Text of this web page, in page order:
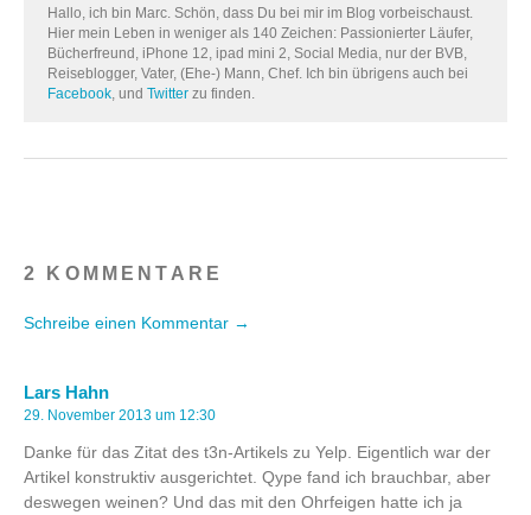
Hallo, ich bin Marc. Schön, dass Du bei mir im Blog vorbeischaust.
Hier mein Leben in weniger als 140 Zeichen: Passionierter Läufer,
Bücherfreund, iPhone 12, ipad mini 2, Social Media, nur der BVB,
Reiseblogger, Vater, (Ehe-) Mann, Chef. Ich bin übrigens auch bei
Facebook, und Twitter zu finden.
2 KOMMENTARE
Schreibe einen Kommentar →
Lars Hahn
29. November 2013 um 12:30
Danke für das Zitat des t3n-Artikels zu Yelp. Eigentlich war der
Artikel konstruktiv ausgerichtet. Qype fand ich brauchbar, aber
deswegen weinen? Und das mit den Ohrfeigen hatte ich ja